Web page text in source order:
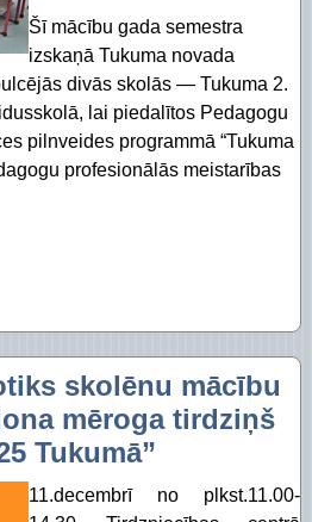
Šī mācību gada semestra
izskaņā Tukuma novada
divās skolās — Tukuma 2.
lai piedalītos Pedagogu
pilnveides programmā “Tukuma
profesionālās meistarības
skolēnu mācību
mēroga tirdziņš
Tukumā”
11.decembrī no plkst.11.00-